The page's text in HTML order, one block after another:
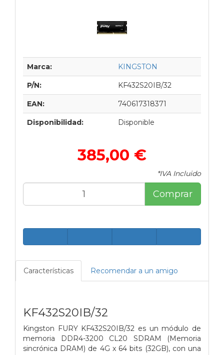
Marca: KINGSTON
P/N: KF432S20IB/32
EAN: 740617318371
Disponibilidad: Disponible
385,00 €
*IVA Incluido
Comprar
Características Recomendar a un amigo
KF432S20IB/32
Kingston FURY KF432S20IB/32 es un módulo de
memoria DDR4-3200 CL20 SDRAM (Memoria
sincrónica DRAM) de 4G x 64 bits (32GB), con una